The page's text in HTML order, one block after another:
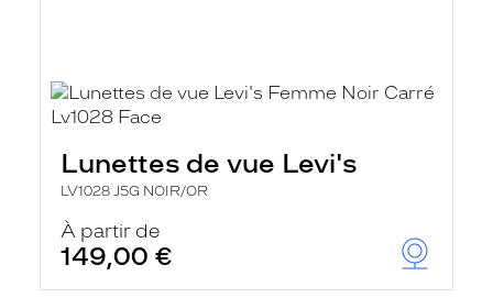
Lunettes de vue Levi's
LV1028 J5G NOIR/OR
À partir de
149,00 €